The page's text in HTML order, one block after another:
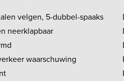
velgen, 5-dubbel-spaaks
neerklapbaar
waarschuwing